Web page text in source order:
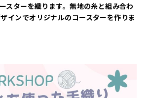
スターを織ります。無地の糸と組み合わ
インでオリジナルのコースターを作りま